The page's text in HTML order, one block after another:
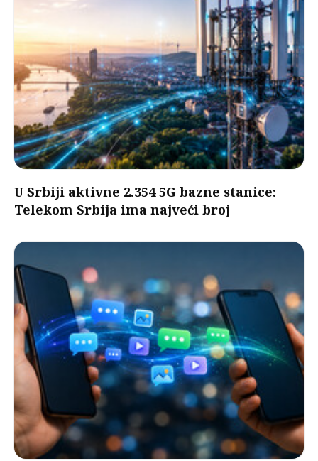
U Srbiji aktivne 2.354 5G bazne stanice:
Telekom Srbija ima najveći broj